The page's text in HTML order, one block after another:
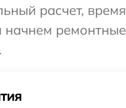
расчет, время
начнем ремонтные